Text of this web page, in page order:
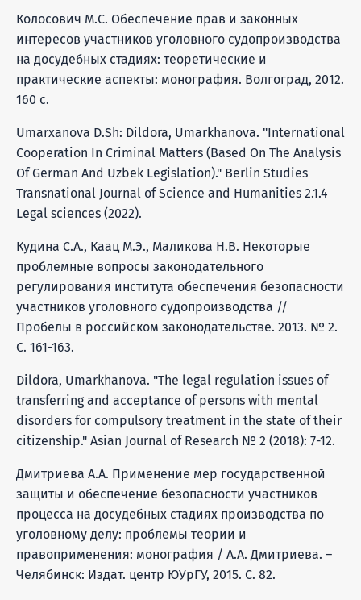
Колосович М.С. Обеспечение прав и законных
интересов участников уголовного судопроизводства
на досудебных стадиях: теоретические и
практические аспекты: монография. Волгоград, 2012.
160 с.
Umarxanova D.Sh: Dildora, Umarkhanova. "International
Cooperation In Criminal Matters (Based On The Analysis
Of German And Uzbek Legislation)." Berlin Studies
Transnational Journal of Science and Humanities 2.1.4
Legal sciences (2022).
Кудина С.А., Каац М.Э., Маликова Н.В. Некоторые
проблемные вопросы законодательного
регулирования института обеспечения безопасности
участников уголовного судопроизводства //
Пробелы в российском законодательстве. 2013. № 2.
С. 161-163.
Dildora, Umarkhanova. "The legal regulation issues of
transferring and acceptance of persons with mental
disorders for compulsory treatment in the state of their
citizenship." Asian Journal of Research № 2 (2018): 7-12.
Дмитриева А.А. Применение мер государственной
защиты и обеспечение безопасности участников
процесса на досудебных стадиях производства по
уголовному делу: проблемы теории и
правоприменения: монография / А.А. Дмитриева. –
Челябинск: Издат. центр ЮУрГУ, 2015. С. 82.